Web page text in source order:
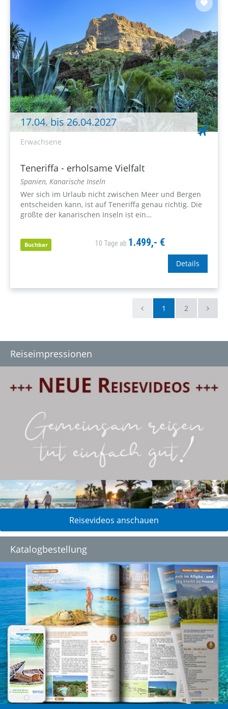
17.04. bis 26.04.2027
Erwachsene
Teneriffa - erholsame Vielfalt
Spanien, Kanarische Inseln
Wer sich im Urlaub nicht zwischen Meer und Bergen
entscheiden kann, ist auf Teneriffa genau richtig. Die
größte der kanarischen Inseln ist ein
Buchbar 10 Tage ab 1.499,- €
Details
1 2
Reiseimpressionen
Reisevideos anschauen
Katalogbestellung